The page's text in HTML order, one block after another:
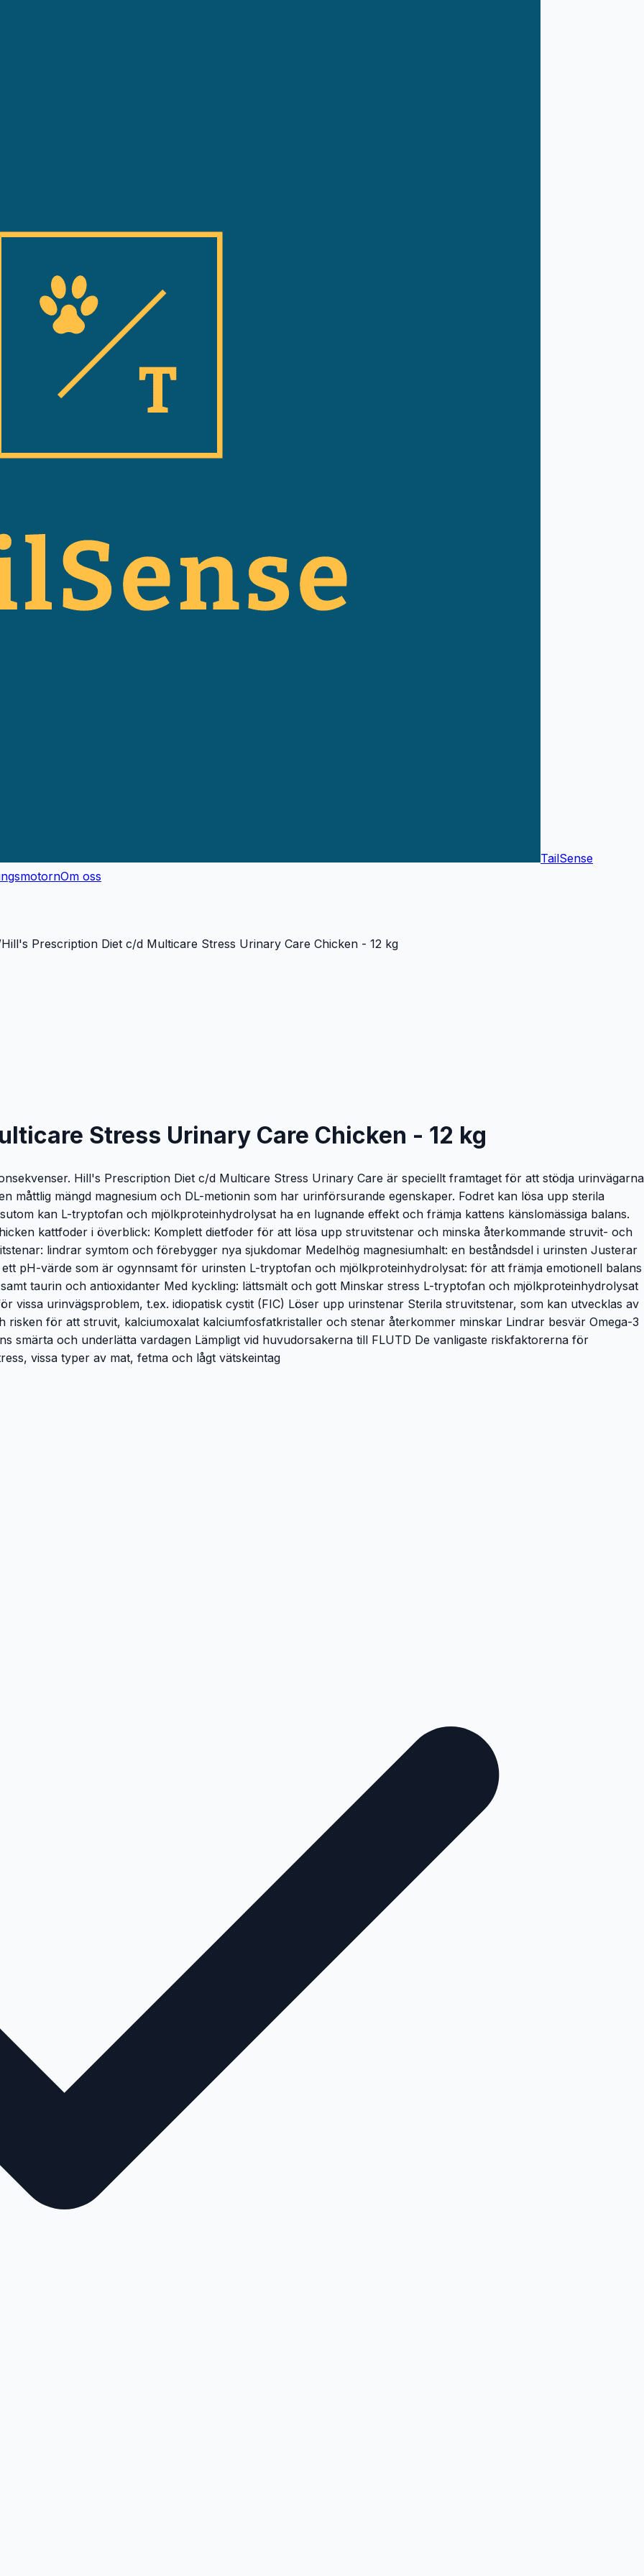
TailSense
Om oss
Hill's Prescription Diet c/d Multicare Stress Urinary Care Chicken - 12 kg
Stress Urinary Care Chicken - 12 kg
Hill's Prescription Diet c/d Multicare Stress Urinary Care är speciellt framtaget för att stödja urinvägarna
måttlig mängd magnesium och DL-metionin som har urinförsurande egenskaper. Fodret kan lösa upp sterila
kan L-tryptofan och mjölkproteinhydrolysat ha en lugnande effekt och främja kattens känslomässiga balans.
kattfoder i överblick: Komplett dietfoder för att lösa upp struvitstenar och minska återkommande struvit- och
lindrar symtom och förebygger nya sjukdomar Medelhög magnesiumhalt: en beståndsdel i urinsten Justerar
pH-värde som är ogynnsamt för urinsten L-tryptofan och mjölkproteinhydrolysat: för att främja emotionell balans
taurin och antioxidanter Med kyckling: lättsmält och gott Minskar stress L-tryptofan och mjölkproteinhydrolysat
vissa urinvägsproblem, t.ex. idiopatisk cystit (FIC) Löser upp urinstenar Sterila struvitstenar, som kan utvecklas av
för att struvit, kalciumoxalat kalciumfosfatkristaller och stenar återkommer minskar Lindrar besvär Omega-3
smärta och underlätta vardagen Lämpligt vid huvudorsakerna till FLUTD De vanligaste riskfaktorerna för
vissa typer av mat, fetma och lågt vätskeintag